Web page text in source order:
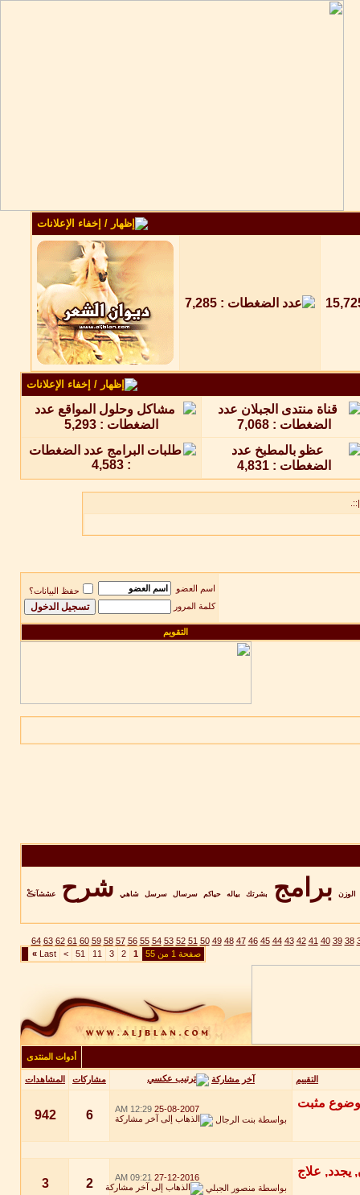
اسم العضو
حفظ البيانات؟
كلمة المرور
التقويم
الوزن برامج بشرتك بياله حياكم سرسال سرسل شاهي شرح عششآنڪْ
38
39
40
41
42
43
44
45
46
47
48
49
50
51
52
53
54
55
56
57
58
59
60
61
62
63
64
صفحة 1 من 55
1
2
3
11
51
>
Last
»
أدوات المنتدى
التقييم آخر مشاركة مشاركات المشاهدات
25-08-2007
12:29 AM
بواسطة بنت الرجال 6
942
27-12-2016
09:21 AM
بواسطة منصور الجبلي 2
3